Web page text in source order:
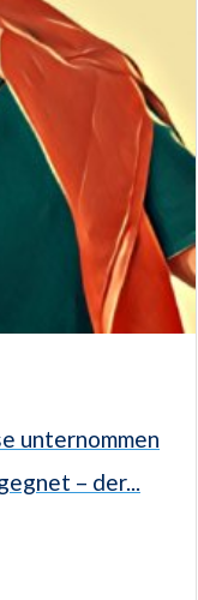
unternommen
– der...